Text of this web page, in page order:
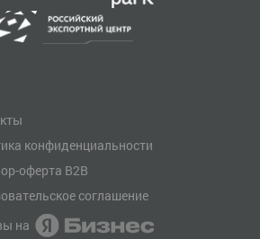
конфиденциальности
оферта B2B
соглашение
на